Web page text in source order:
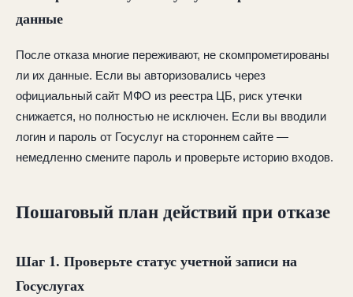
данные
После отказа многие переживают, не скомпрометированы
ли их данные. Если вы авторизовались через
официальный сайт МФО из реестра ЦБ, риск утечки
снижается, но полностью не исключен. Если вы вводили
логин и пароль от Госуслуг на стороннем сайте —
немедленно смените пароль и проверьте историю входов.
Пошаговый план действий при отказе
Шаг 1. Проверьте статус учетной записи на
Госуслугах